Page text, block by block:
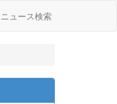
ニュース検索